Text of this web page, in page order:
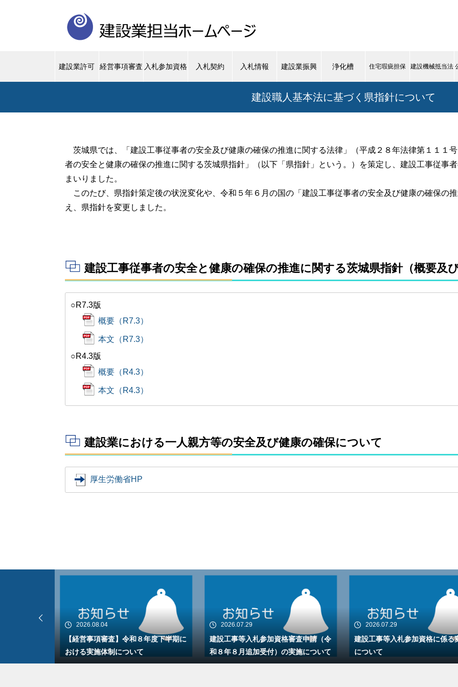
建設業許可 経営事項審査 入札参加資格 入札契約 入札情報 建設業振興 浄化槽 住宅瑕疵担保 建設機械抵当法
建設職人基本法に基づく県指針について
茨城県では、「建設工事従事者の安全及び健康の確保の推進に関する法律」（平成２８年法律第１１１
者の安全と健康の確保の推進に関する茨城県指針」（以下「県指針」という。）を策定し、建設工事従事
まいりました。
このたび、県指針策定後の状況変化や、令和５年６月の国の「建設工事従事者の安全及び健康の確保の
え、県指針を変更しました。
建設工事従事者の安全と健康の確保の推進に関する茨城県指針（概要及
○R7.3版
概要（R7.3）
本文（R7.3）
○R4.3版
概要（R4.3）
本文（R4.3）
建設業における一人親方等の安全及び健康の確保について
厚生労働省HP
2026.08.04
【経営事項審査】令和８年度下半期に
おける実施体制について
2026.07.29
建設工事等入札参加資格審査申請（令
和８年８月追加受付）の実施について
2026.07.29
建設工事等入札参加資格に係る
について